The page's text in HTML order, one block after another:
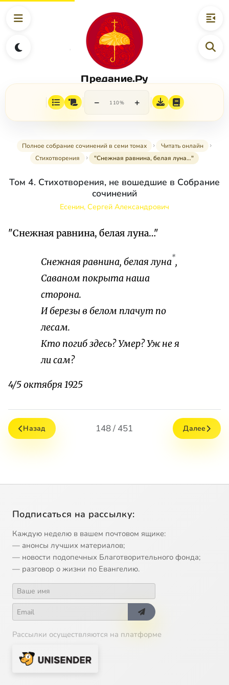
Предание.Ру
− 110% +
Полное собрание сочинений в семи томах
Читать онлайн
Стихотворения
"Снежная равнина, белая луна…"
Том 4. Стихотворения, не вошедшие в Собрание
сочинений
Есенин, Сергей Александрович
"Снежная равнина, белая луна…"
Снежная равнина, белая луна*,
Саваном покрыта наша
сторона.
И березы в белом плачут по
лесам.
Кто погиб здесь? Умер? Уж не я
ли сам?
4/5 октября 1925
Назад 148 / 451 Далее
Подписаться на рассылку:
Каждую неделю в вашем почтовом ящике:
— анонсы лучших материалов;
— новости подопечных Благотворительного фонда;
— разговор о жизни по Евангелию.
Рассылки осуществляются на платформе